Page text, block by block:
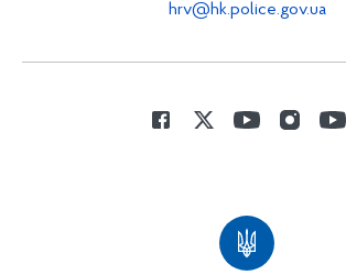
hrv@hk.police.gov.ua